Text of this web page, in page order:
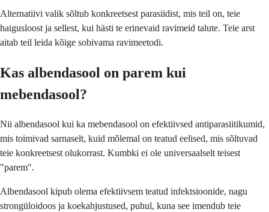
Alternatiivi valik sõltub konkreetsest parasiidist, mis teil on, teie
haigusloost ja sellest, kui hästi te erinevaid ravimeid talute. Teie arst
aitab teil leida kõige sobivama ravimeetodi.
Kas albendasool on parem kui
mebendasool?
Nii albendasool kui ka mebendasool on efektiivsed antiparasiitikumid,
mis toimivad sarnaselt, kuid mõlemal on teatud eelised, mis sõltuvad
teie konkreetsest olukorrast. Kumbki ei ole universaalselt teisest
"parem".
Albendasool kipub olema efektiivsem teatud infektsioonide, nagu
strongüloidoos ja koekahjustused, puhul, kuna see imendub teie